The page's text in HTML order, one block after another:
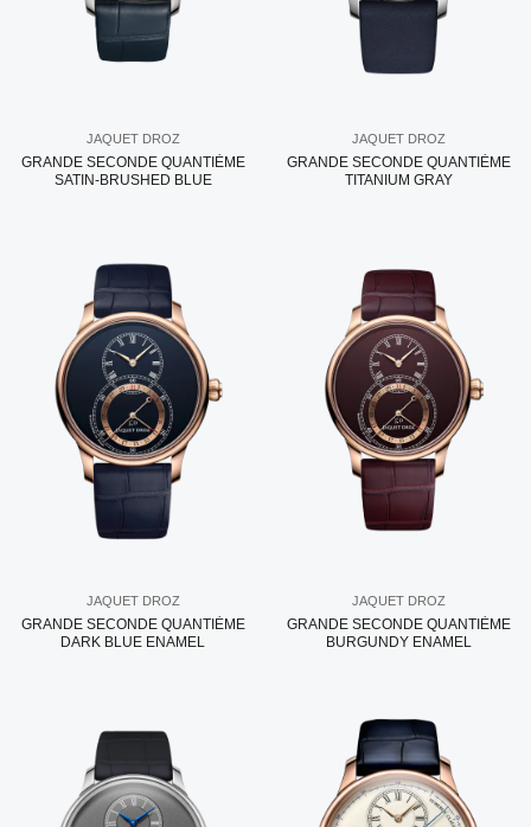
JAQUET DROZ
GRANDE SECONDE QUANTIÈME
SATIN-BRUSHED BLUE
JAQUET DROZ
GRANDE SECONDE QUANTIÈME
TITANIUM GRAY
JAQUET DROZ
GRANDE SECONDE QUANTIÈME
DARK BLUE ENAMEL
JAQUET DROZ
GRANDE SECONDE QUANTIÈME
BURGUNDY ENAMEL